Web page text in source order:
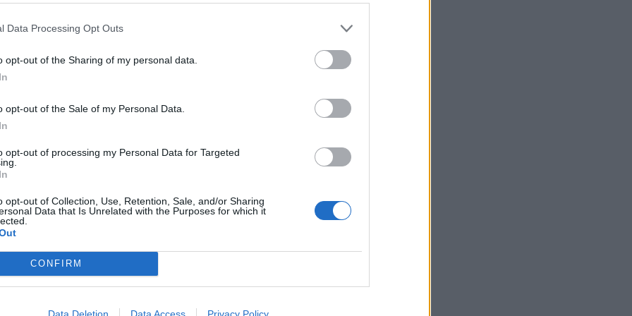
Data Processing Opt Outs
opt-out of the Sharing of my personal data.
opt-out of the Sale of my Personal Data.
opt-out of processing my Personal Data for Targeted
opt-out of Collection, Use, Retention, Sale, and/or Sharing
Data that Is Unrelated with the Purposes for which it
CONFIRM
Data Deletion Data Access Privacy Policy
γλυκίσματα του φούρνου.
φούρνος της γειτονιάς!
πολλές σημειώσεις και υποσχέθηκαν ότι